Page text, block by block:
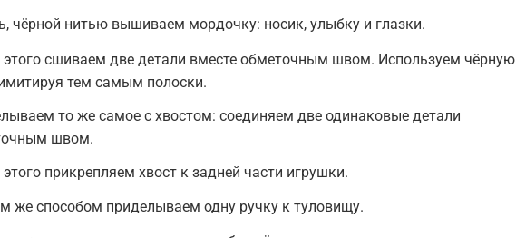
чёрной нитью вышиваем мордочку: носик, улыбку и глазки.
этого сшиваем две детали вместе обметочным швом. Используем чёрную
тем самым полоски.
то же самое с хвостом: соединяем две одинаковые детали
швом.
прикрепляем хвост к задней части игрушки.
же способом приделываем одну ручку к туловищу.